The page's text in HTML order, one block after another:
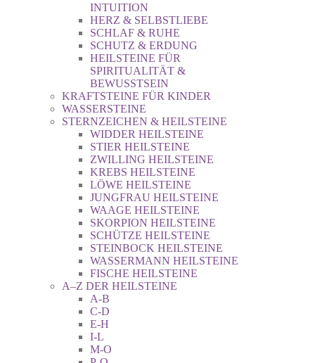
INTUITION
HERZ & SELBSTLIEBE
SCHLAF & RUHE
SCHUTZ & ERDUNG
HEILSTEINE FÜR
SPIRITUALITÄT &
BEWUSSTSEIN
KRAFTSTEINE FÜR KINDER
WASSERSTEINE
STERNZEICHEN & HEILSTEINE
WIDDER HEILSTEINE
STIER HEILSTEINE
ZWILLING HEILSTEINE
KREBS HEILSTEINE
LÖWE HEILSTEINE
JUNGFRAU HEILSTEINE
WAAGE HEILSTEINE
SKORPION HEILSTEINE
SCHÜTZE HEILSTEINE
STEINBOCK HEILSTEINE
WASSERMANN HEILSTEINE
FISCHE HEILSTEINE
A–Z DER HEILSTEINE
A-B
C-D
E-H
I-L
M-O